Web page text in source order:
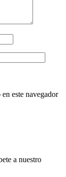
este navegador
a nuestro